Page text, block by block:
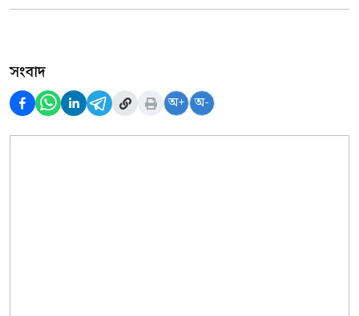
সংবাদ
অ+ অ-